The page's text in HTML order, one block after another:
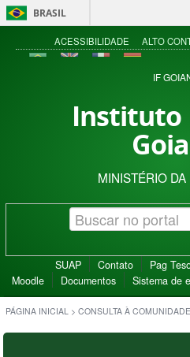
BRASIL
ACESSIBILIDADE ALTO
IF
Instituto
MINISTÉRIO
SUAP Contato Pag
Moodle
Documentos Sistema de
PÁGINA INICIAL > CONSULTA À COMUNIDADE